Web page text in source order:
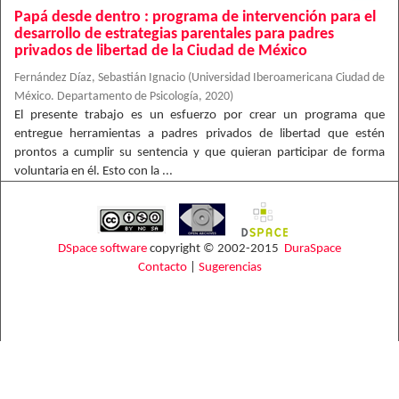
Papá desde dentro : programa de intervención para el
desarrollo de estrategias parentales para padres
privados de libertad de la Ciudad de México
Fernández Díaz, Sebastián Ignacio (Universidad Iberoamericana Ciudad de
México. Departamento de Psicología, 2020)
El presente trabajo es un esfuerzo por crear un programa que
entregue herramientas a padres privados de libertad que estén
prontos a cumplir su sentencia y que quieran participar de forma
voluntaria en él. Esto con la ...
DSpace software copyright © 2002-2015 DuraSpace
Contacto| Sugerencias